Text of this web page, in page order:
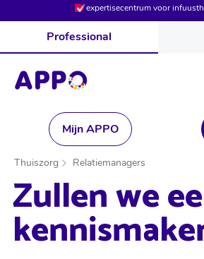
expertisecentrum voor
Professional
Mijn APPO
Thuiszorg Relatiemanagers
Zullen we